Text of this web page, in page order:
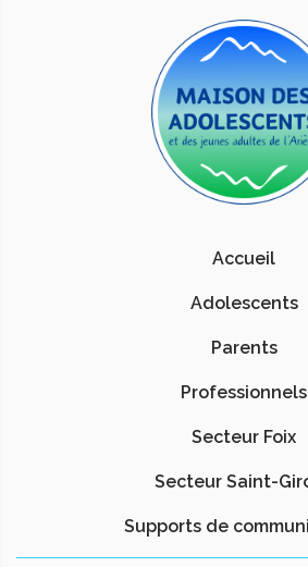
Accueil
Adolescents
Parents
Professionnels
Secteur Foix
Secteur Saint-
Supports de